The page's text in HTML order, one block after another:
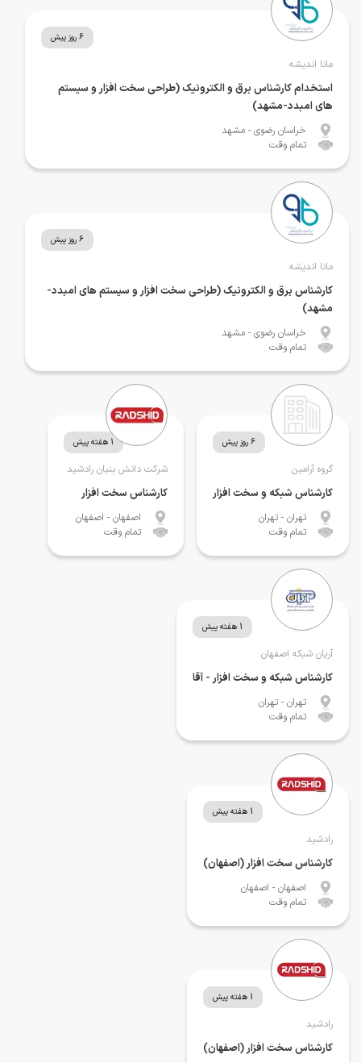
6 روز پیش
مانا اندیشه
استخدام کارشناس برق و الکترونیک (طراحی سخت افزار و سیستم
های امبدد-مشهد)
خراسان رضوی - مشهد
تمام وقت
6 روز پیش
مانا اندیشه
کارشناس برق و الکترونیک (طراحی سخت افزار و سیستم های امبدد-
مشهد)
خراسان رضوی - مشهد
تمام وقت
6 روز پیش
گروه آرامین
کارشناس شبکه و سخت افزار
تهران - تهران
تمام وقت
1 هفته پیش
شرکت دانش بنیان رادشید
کارشناس سخت افزار
اصفهان - اصفهان
تمام وقت
1 هفته پیش
آریان شبکه اصفهان
کارشناس شبکه و سخت افزار - آقا
تهران - تهران
تمام وقت
1 هفته پیش
رادشید
کارشناس سخت افزار (اصفهان)
اصفهان - اصفهان
تمام وقت
1 هفته پیش
رادشید
کارشناس سخت افزار (اصفهان)